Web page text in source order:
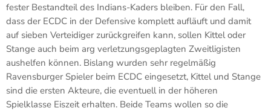
fester Bestandteil des Indians-Kaders bleiben. Für den Fall,
dass der ECDC in der Defensive komplett aufläuft und damit
auf sieben Verteidiger zurückgreifen kann, sollen Kittel oder
Stange auch beim arg verletzungsgeplagten Zweitligisten
aushelfen können. Bislang wurden sehr regelmäßig
Ravensburger Spieler beim ECDC eingesetzt, Kittel und Stange
sind die ersten Akteure, die eventuell in der höheren
Spielklasse Eiszeit erhalten. Beide Teams wollen so die